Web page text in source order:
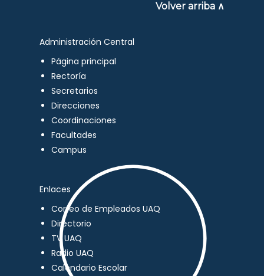
Volver arriba ∧
Administración Central
Página principal
Rectoría
Secretarios
Direcciones
Coordinaciones
Facultades
Campus
Enlaces
Correo de Empleados UAQ
Directorio
TV UAQ
Radio UAQ
Calendario Escolar